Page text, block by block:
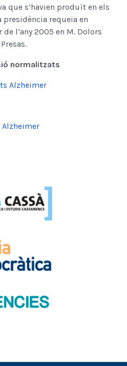
que s’havien produït en els
presidència requeia en
l’any 2005 en M. Dolors
normalitzats
Alzheimer